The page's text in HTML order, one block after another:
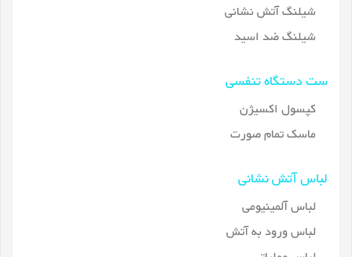
شیلنگ آتش نشانی
شیلنگ ضد اسید
ست دستگاه تنفسی
کپسول اکسیژن
ماسک تمام صورت
لباس آتش نشانی
لباس آلمینیومی
لباس ورود به آتش